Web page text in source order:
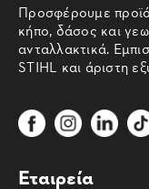
Προσφέρουμε
κήπο, δάσος και
ανταλλακτικά.
STIHL και άριστη
Εταιρεία